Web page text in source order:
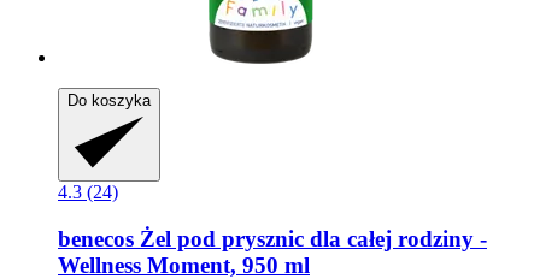
Do koszyka
4.3 (24)
benecos Żel pod prysznic dla całej rodziny -​
Wellness Moment, 950 ml